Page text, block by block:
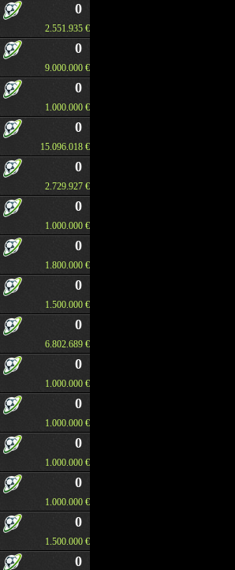
0
2.551.935 €
0
9.000.000 €
0
1.000.000 €
0
15.096.018 €
0
2.729.927 €
0
1.000.000 €
0
1.800.000 €
0
1.500.000 €
0
6.802.689 €
0
1.000.000 €
0
1.000.000 €
0
1.000.000 €
0
1.000.000 €
0
1.500.000 €
0